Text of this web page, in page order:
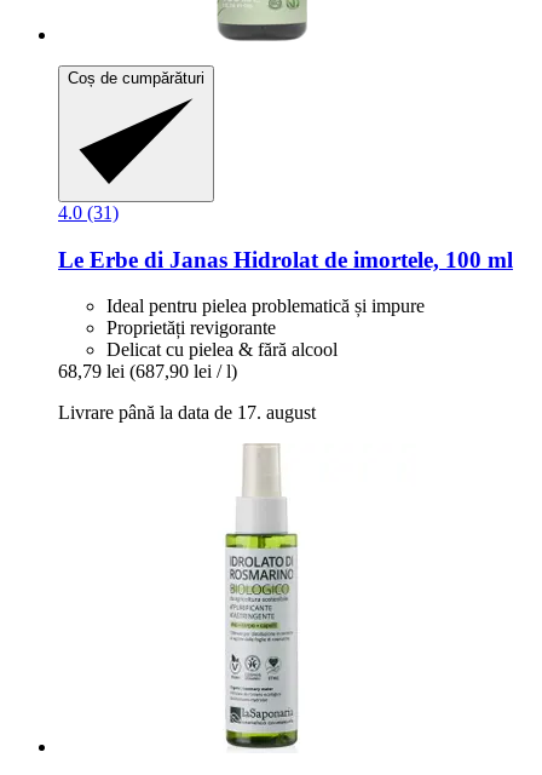
Coș de cumpărături
4.0 (31)
Le Erbe di Janas Hidrolat de imortele, 100 ml
Ideal pentru pielea problematică și impure
Proprietăți revigorante
Delicat cu pielea & fără alcool
68,79 lei (687,90 lei / l)
Livrare până la data de 17. august